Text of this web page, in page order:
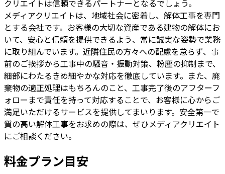
クリエイトは信頼できるパートナーとなるでしょう。
メディアクリエイトは、地域社会に密着し、解体工事を専門
とする会社です。お客様の大切な資産である建物の解体にお
いて、安心と信頼を提供できるよう、常に誠実な姿勢で業務
に取り組んでいます。近隣住民の方々への配慮を怠らず、事
前のご挨拶から工事中の騒音・振動対策、粉塵の抑制まで、
細部にわたるきめ細やかな対応を徹底しています。また、廃
棄物の適正処理はもちろんのこと、工事完了後のアフターフ
ォローまで責任を持って対応することで、お客様に心からご
満足いただけるサービスを提供してまいります。安全第一で
質の高い解体工事をお求めの際は、ぜひメディアクリエイト
にご相談ください。
料金プラン目安